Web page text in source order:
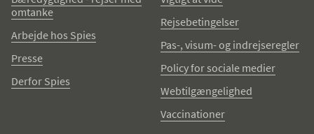
omtanke
Arbejde hos Spies
Presse
Derfor Spies
Rejsebetingelser
Pas-, visum- og indrejseregler
Policy for sociale medier
Webtilgængelighed
Vaccinationer